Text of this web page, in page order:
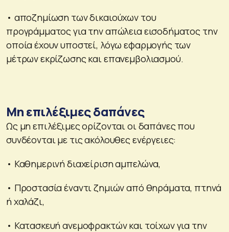
• αποζημίωση των δικαιούχων του
προγράμματος για την απώλεια εισοδήματος την
οποία έχουν υποστεί, λόγω εφαρμογής των
μέτρων εκρίζωσης και επανεμβολιασμού.
Μη επιλέξιμες δαπάνες
Ως μη επιλέξιμες ορίζονται οι δαπάνες που
συνδέονται µε τις ακόλουθες ενέργειες:
• Καθημερινή διαχείριση αμπελώνα,
• Προστασία έναντι ζημιών από θηράματα, πτηνά
ή χαλάζι,
• Κατασκευή ανεμοφρακτών και τοίχων για την